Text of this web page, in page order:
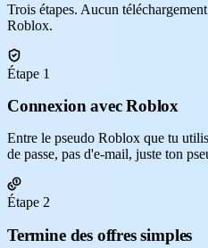
Trois étapes. Aucun
Roblox.
Étape 1
Connexion avec Roblox
Entre le pseudo Roblox que tu
de passe, pas d'e-mail, juste ton
Étape 2
Termine des offres simples